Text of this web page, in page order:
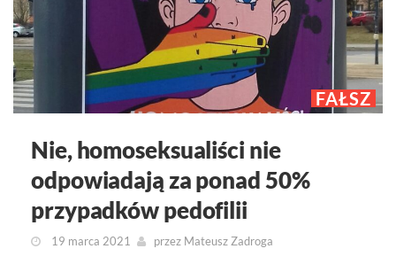
FAŁSZ
Nie, homoseksualiści nie
odpowiadają za ponad 50%
przypadków pedofilii
19 marca 2021 przez Mateusz Zadroga